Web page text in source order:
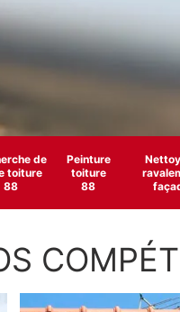
de
toiture
88
Peinture
toiture
88